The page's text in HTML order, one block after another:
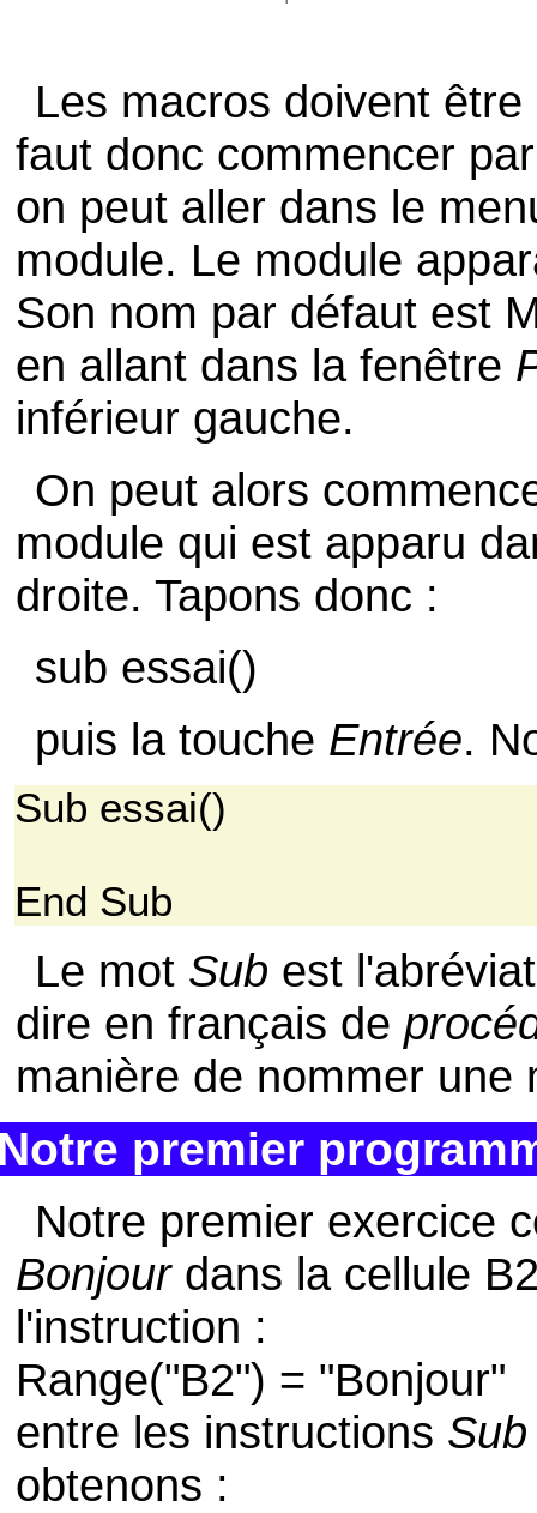
Les macros doivent
faut donc commencer
on peut aller dans le
module. Le module
Son nom par défaut est
en allant dans la fenêtre
inférieur gauche.
On peut alors
module qui est apparu
droite. Tapons donc :
sub essai()
puis la touche Entrée.
Sub essai()
End Sub
Le mot Sub est
dire en français de
manière de nommer
premier
Notre premier exercice
Bonjourdans la cellule
l'instruction :
Range("B2") = "Bonjour"
entre les instructions
obtenons :